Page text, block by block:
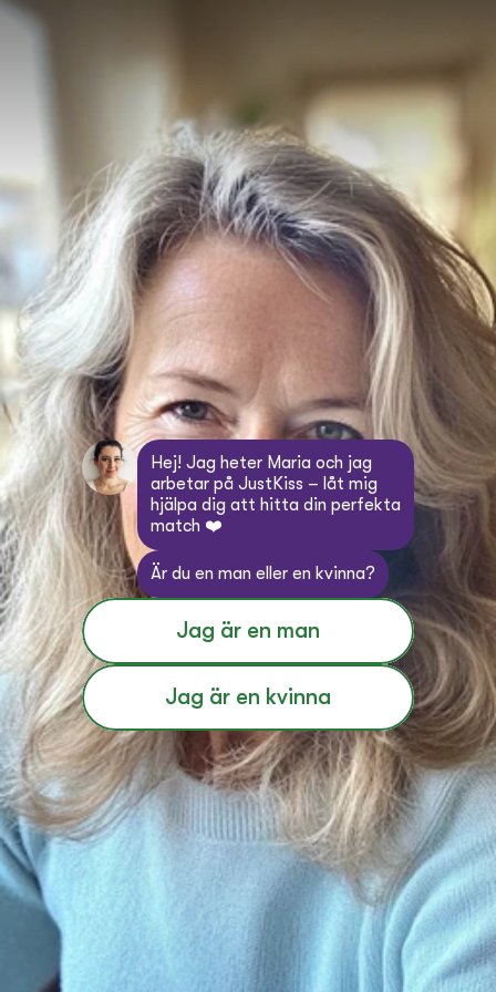
Hej! Jag heter Maria och jag
arbetar på JustKiss – låt mig
hjälpa dig att hitta din perfekta
match ❤️
Är du en man eller en kvinna?
Jag är en man
Jag är en kvinna